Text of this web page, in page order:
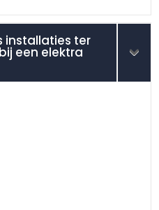
installaties ter
een elektra